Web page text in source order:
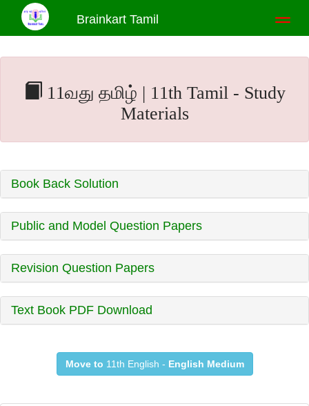
Brainkart Tamil
11வது தமிழ் | 11th Tamil - Study
Materials
Book Back Solution
Public and Model Question Papers
Revision Question Papers
Text Book PDF Download
Move to 11th English - English Medium